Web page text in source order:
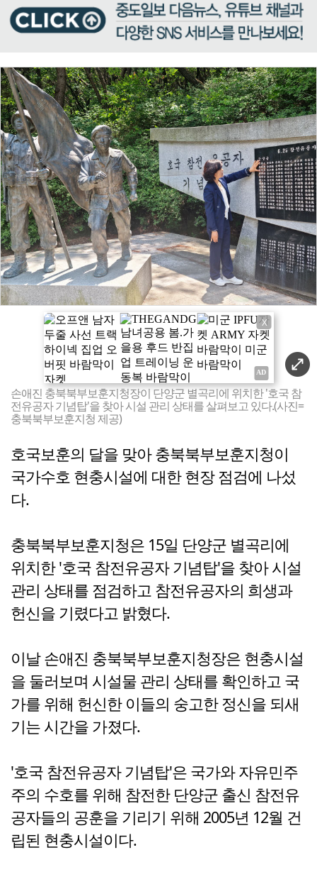
X
손애진 충북북부보훈지청장이 단양군 별곡리에 위치한 '호국 참
전유공자 기념탑'을 찾아 시설 관리 상태를 살펴보고 있다.(사진=
충북북부보훈지청 제공)
호국보훈의 달을 맞아 충북북부보훈지청이
국가수호 현충시설에 대한 현장 점검에 나섰
다.
충북북부보훈지청은 15일 단양군 별곡리에
위치한 '호국 참전유공자 기념탑'을 찾아 시설
관리 상태를 점검하고 참전유공자의 희생과
헌신을 기렸다고 밝혔다.
이날 손애진 충북북부보훈지청장은 현충시설
을 둘러보며 시설물 관리 상태를 확인하고 국
가를 위해 헌신한 이들의 숭고한 정신을 되새
기는 시간을 가졌다.
'호국 참전유공자 기념탑'은 국가와 자유민주
주의 수호를 위해 참전한 단양군 출신 참전유
공자들의 공훈을 기리기 위해 2005년 12월 건
립된 현충시설이다.